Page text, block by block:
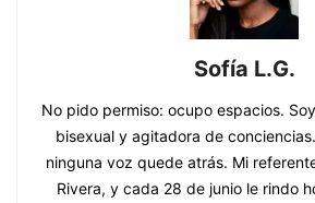
Sofía L.G.
No pido permiso: ocupo espacios.
bisexual y agitadora de
ninguna voz quede atrás. Mi
Rivera, y cada 28 de junio le rindo